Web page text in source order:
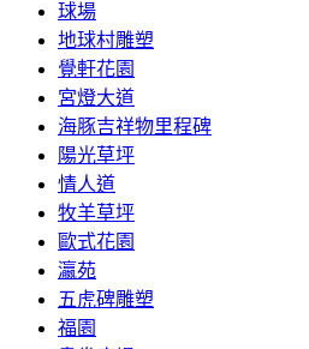
球場
地球村雕塑
覺軒花園
宮燈大道
海豚吉祥物里程碑
陽光草坪
情人道
牧羊草坪
歐式花園
瀛苑
五虎碑雕塑
福園